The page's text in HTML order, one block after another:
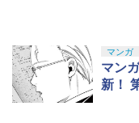
マンガ
マン
新！